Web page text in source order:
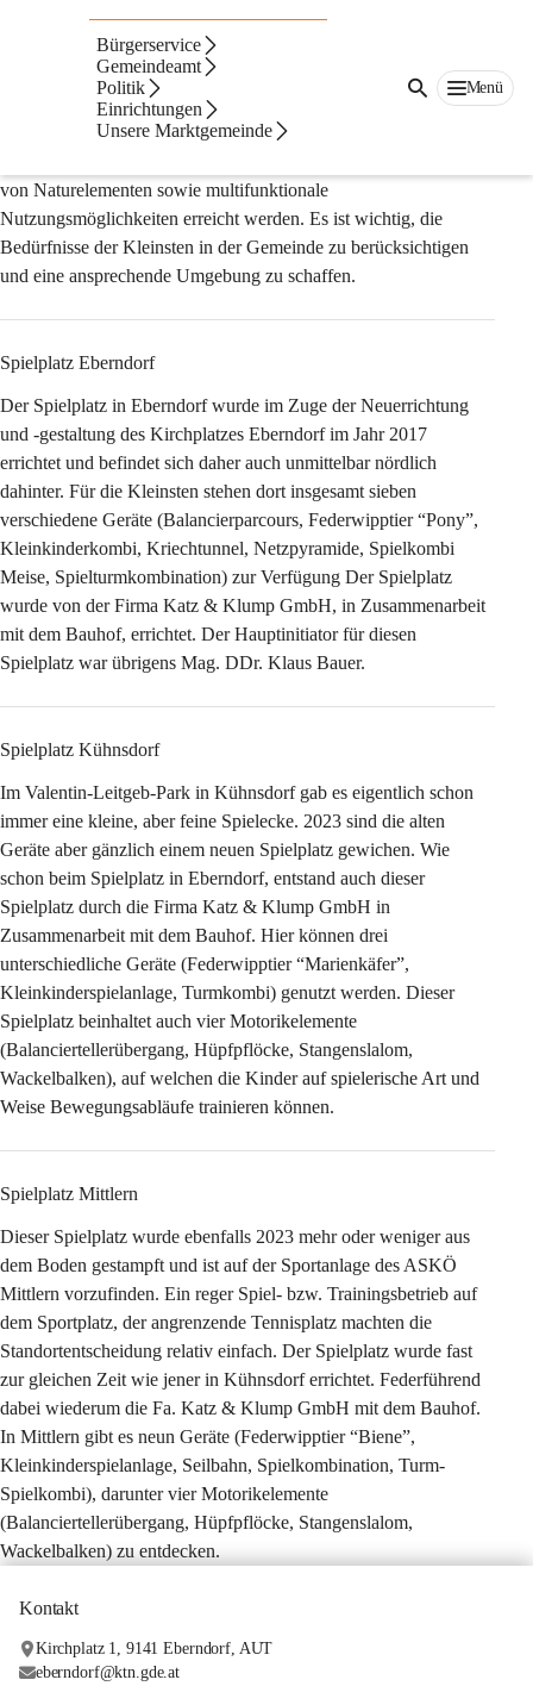
Bürgerservice
Gemeindeamt
Politik
Einrichtungen
Unsere Marktgemeinde
Menü
Spielplätze Eberndorf, Kühnsdorf und Mittlern
Die Anlage von Spielplätzen in Gemeinden ist eine großartige
Möglichkeit, um die Lebensqualität für Familien zu verbessern.
Dies kann durch die Modernisierung der Spielgeräte, die
von Naturelementen sowie multifunktionale
Nutzungsmöglichkeiten erreicht werden. Es ist wichtig, die
Bedürfnisse der Kleinsten in der Gemeinde zu berücksichtigen
und eine ansprechende Umgebung zu schaffen.
Spielplatz Eberndorf
Der Spielplatz in Eberndorf wurde im Zuge der Neuerrichtung
und -gestaltung des Kirchplatzes Eberndorf im Jahr 2017
errichtet und befindet sich daher auch unmittelbar nördlich
dahinter. Für die Kleinsten stehen dort insgesamt sieben
verschiedene Geräte (Balancierparcours, Federwipptier “Pony”,
Kleinkinderkombi, Kriechtunnel, Netzpyramide, Spielkombi
Meise, Spielturmkombination) zur Verfügung Der Spielplatz
wurde von der Firma Katz & Klump GmbH, in Zusammenarbeit
mit dem Bauhof, errichtet. Der Hauptinitiator für diesen
Spielplatz war übrigens Mag. DDr. Klaus Bauer.
Spielplatz Kühnsdorf
Im Valentin-Leitgeb-Park in Kühnsdorf gab es eigentlich schon
immer eine kleine, aber feine Spielecke. 2023 sind die alten
Geräte aber gänzlich einem neuen Spielplatz gewichen. Wie
schon beim Spielplatz in Eberndorf, entstand auch dieser
Spielplatz durch die Firma Katz & Klump GmbH in
Zusammenarbeit mit dem Bauhof. Hier können drei
unterschiedliche Geräte (Federwipptier “Marienkäfer”,
Kleinkinderspielanlage, Turmkombi) genutzt werden. Dieser
Spielplatz beinhaltet auch vier Motorikelemente
(Balanciertellerübergang, Hüpfpflöcke, Stangenslalom,
Wackelbalken), auf welchen die Kinder auf spielerische Art und
Weise Bewegungsabläufe trainieren können.
Spielplatz Mittlern
Dieser Spielplatz wurde ebenfalls 2023 mehr oder weniger aus
dem Boden gestampft und ist auf der Sportanlage des ASKÖ
Mittlern vorzufinden. Ein reger Spiel- bzw. Trainingsbetrieb auf
dem Sportplatz, der angrenzende Tennisplatz machten die
Standortentscheidung relativ einfach. Der Spielplatz wurde fast
zur gleichen Zeit wie jener in Kühnsdorf errichtet. Federführend
dabei wiederum die Fa. Katz & Klump GmbH mit dem Bauhof.
In Mittlern gibt es neun Geräte (Federwipptier “Biene”,
Kleinkinderspielanlage, Seilbahn, Spielkombination, Turm-
Spielkombi), darunter vier Motorikelemente
(Balanciertellerübergang, Hüpfpflöcke, Stangenslalom,
Wackelbalken) zu entdecken.
Kontakt
Kirchplatz 1, 9141 Eberndorf, AUT
eberndorf@ktn.gde.at